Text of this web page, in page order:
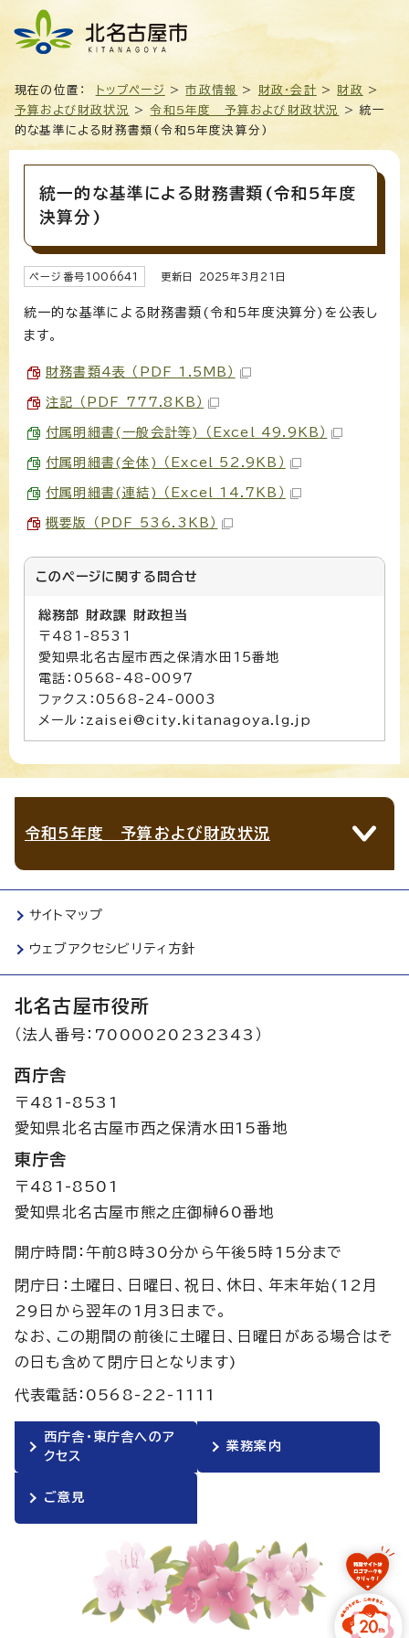
現在の位置： トップページ >市政情報 > 財政・会計 > 財政 >
予算および財政状況
>令和5年度 予算および財政状況
> 統一
的な基準による財務書類(令和5年度決算分)
統一的な基準による財務書類(令和5年度
決算分)
ページ番号1006641 更新日 2025年3月 21 日
統一的な基準による財務書類(令和5年度決算分)を公表し
ます。
財務書類4表 （PDF 1.5MB）
注記 （PDF 777.8KB）
付属明細書(一般会計等) （Excel 49.9KB）
付属明細書(全体) （Excel 52.9KB）
付属明細書(連結) （Excel 14.7KB）
概要版 （PDF 536.3KB）
このページに関する 問合せ
総務部 財政課 財政担当
〒481-8531
愛知県北名古屋市西之保清水田15番地
電話：0568-48-0097
ファクス：0568-24-0003
メール：zaisei@city.kitanagoya.lg.jp
令和5年度 予算および財政状況
サイトマップ
ウェブアクセシビリティ方針
北名古屋市役所
（法人番号：7000020232343）
西庁舎
〒481-8531
愛知県北名古屋市西之保清水田15番地
東庁舎
〒481-8501
愛知県北名古屋市熊之庄御榊60番地
開庁時間：午前8時30分から午後5時15分まで
閉庁日：土曜日、日曜日、祝日、休日、年末年始(12月
29日から翌年の1月3日まで。
なお、この期間の前後に土曜日、日曜日がある場合はそ
の日も含めて閉庁日となります)
代表電話：0568-22-1111
西庁舎・東庁舎へのア
クセス
業務案内
ご意見